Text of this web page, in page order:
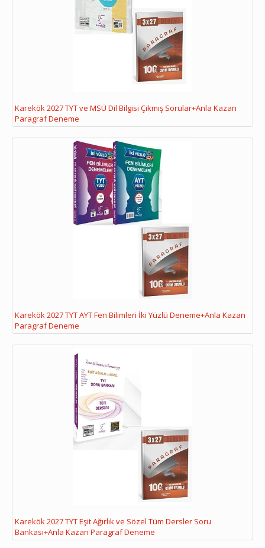
Karekök 2027 TYT ve MSÜ Dil Bilgisi Çıkmış Sorular+Anla Kazan
Paragraf Deneme
Karekök 2027 TYT AYT Fen Bilimleri İki Yüzlü Deneme+Anla Kazan
Paragraf Deneme
Karekök 2027 TYT Eşit Ağırlık ve Sözel Tüm Dersler Soru
Bankası+Anla Kazan Paragraf Deneme